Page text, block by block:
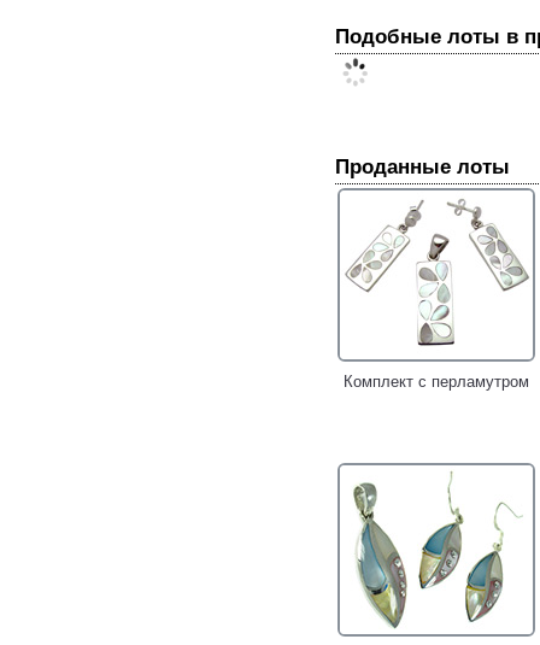
Подобные лоты в
Проданные лоты
Комплект с перламутром